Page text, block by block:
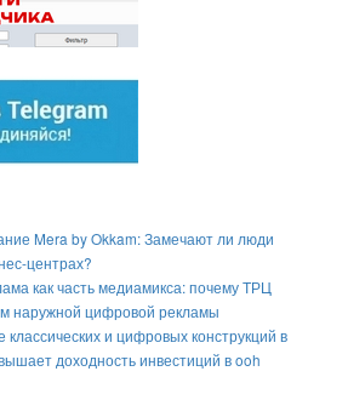
Mera by Okkam: Замечают ли люди
центрах?
как часть медиамикса: почему ТРЦ
наружной цифровой рекламы
классических и цифровых конструкций в
доходность инвестиций в ooh